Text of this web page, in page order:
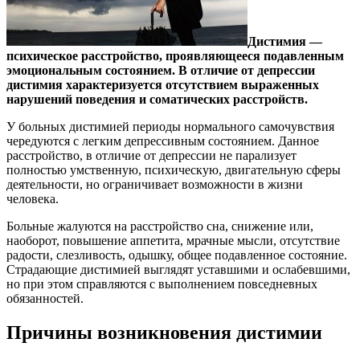
Дистимия —
психическое расстройство, проявляющееся подавленным
эмоциональным состоянием. В отличие от депрессии
дистимия характеризуется отсутствием выраженных
нарушений поведения и соматических расстройств.
У больных дистимией периоды нормального самочувствия
чередуются с легким депрессивным состоянием. Данное
расстройство, в отличие от депрессии не парализует
полностью умственную, психическую, двигательную сферы
деятельности, но ограничивает возможности в жизни
человека.
Больные жалуются на расстройство сна, снижение или,
наоборот, повышение аппетита, мрачные мысли, отсутствие
радости, слезливость, одышку, общее подавленное состояние.
Страдающие дистимией выглядят уставшими и ослабевшими,
но при этом справляются с выполнением повседневных
обязанностей.
Причины возникновения дистимии